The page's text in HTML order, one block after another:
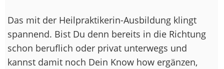
Das mit der Heilpraktikerin-Ausbildung klingt
spannend. Bist Du denn bereits in die Richtung
schon beruflich oder privat unterwegs und
kannst damit noch Dein Know how ergänzen,